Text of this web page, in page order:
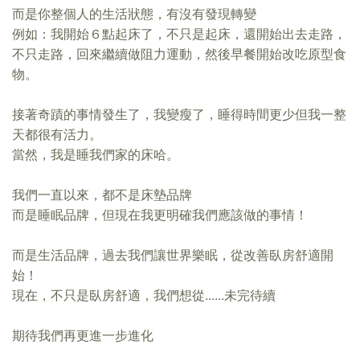
而是你整個人的生活狀態，有沒有發現轉變
例如：我開始６點起床了，不只是起床，還開始出去走路，
不只走路，回來繼續做阻力運動，然後早餐開始改吃原型食
物。
接著奇蹟的事情發生了，我變瘦了，睡得時間更少但我一整
天都很有活力。
當然，我是睡我們家的床哈。
我們一直以來，都不是床墊品牌
而是睡眠品牌，但現在我更明確我們應該做的事情！
而是生活品牌，過去我們讓世界樂眠，從改善臥房舒適開
始！
現在，不只是臥房舒適，我們想從......未完待續
期待我們再更進一步進化